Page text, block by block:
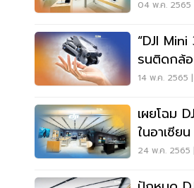
04 พ.ค. 2565
“DJI
รนติดกล้
14 พ.ค. 2565
เผยโฉม
ในอาเซีย
24 พ.ค.